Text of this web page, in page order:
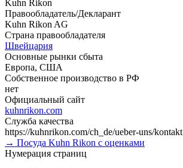
Kuhn Rikon
Правообладатель/Декларант
Kuhn Rikon AG
Страна правообладателя
Швейцария
Основные рынки сбыта
Европа, США
Собственное производство в РФ
нет
Официальный сайт
kuhnrikon.com
Служба качества
https://kuhnrikon.com/ch_de/ueber-uns/kontakt
→ Посуда Kuhn Rikon с оценками
Нумерация страниц